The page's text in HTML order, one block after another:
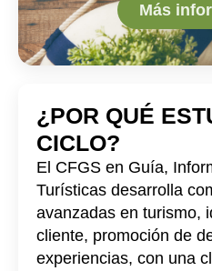
Más
¿POR QUÉ
CICLO?
El CFGS en Guía,
Turísticas desarrolla
avanzadas en turismo,
cliente, promoción de
experiencias, con una